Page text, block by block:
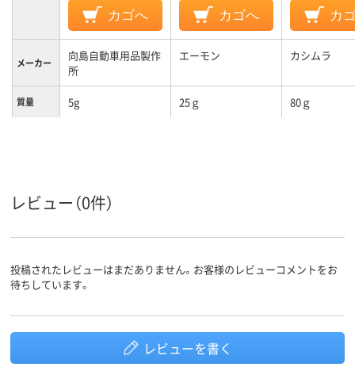
カゴへ カゴへ カ
メーカー
向島自動車用品製作
所
エーモン カシムラ
質量 5g 25ｇ 80ｇ
レビュー（0件）
投稿されたレビューはまだありません。お客様のレビューコメントをお
待ちしています。
レビューを書く